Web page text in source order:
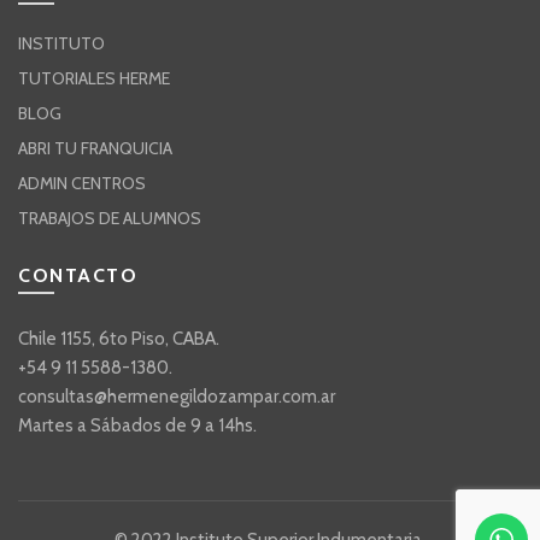
INSTITUTO
TUTORIALES HERME
BLOG
ABRI TU FRANQUICIA
ADMIN CENTROS
TRABAJOS DE ALUMNOS
CONTACTO
Chile 1155, 6to Piso, CABA.
+54 9 11 5588-1380.
consultas@hermenegildozampar.com.ar
Martes a Sábados de 9 a 14hs.